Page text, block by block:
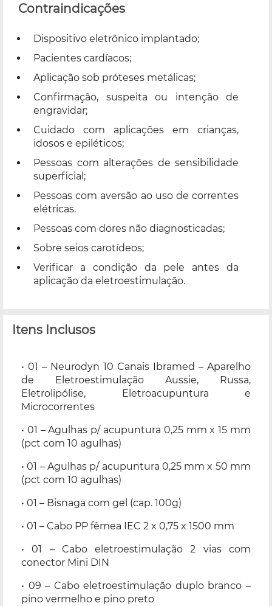
Contraindicações
Dispositivo eletrônico implantado;
Pacientes cardíacos;
Aplicação sob próteses metálicas;
Confirmação, suspeita ou intenção de
engravidar;
Cuidado com aplicações em crianças,
idosos e epiléticos;
Pessoas com alterações de sensibilidade
superficial;
Pessoas com aversão ao uso de correntes
elétricas.
Pessoas com dores não diagnosticadas;
Sobre seios carotídeos;
Verificar a condição da pele antes da
aplicação da eletroestimulação.
Itens Inclusos
• 01 – Neurodyn 10 Canais Ibramed – Aparelho
de Eletroestimulação Aussie, Russa,
Eletrolipólise, Eletroacupuntura e
Microcorrentes
• 01 – Agulhas p/ acupuntura 0,25 mm x 15 mm
(pct com 10 agulhas)
• 01 – Agulhas p/ acupuntura 0,25 mm x 50 mm
(pct com 10 agulhas)
• 01 – Bisnaga com gel (cap. 100g)
• 01 – Cabo PP fêmea IEC 2 x 0,75 x 1500 mm
• 01 – Cabo eletroestimulação 2 vias com
conector Mini DIN
• 09 – Cabo eletroestimulação duplo branco –
pino vermelho e pino preto